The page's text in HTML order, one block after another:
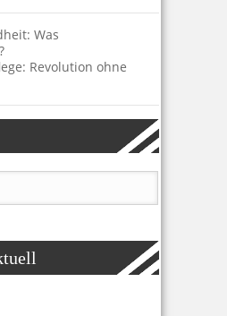
Was
Revolution ohne